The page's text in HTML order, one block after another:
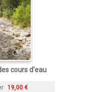
cours d'eau
19,00 €